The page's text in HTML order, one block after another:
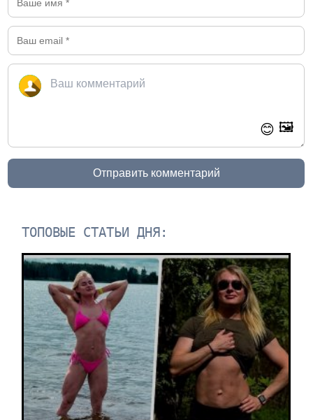
😊 🖼️
Отправить комментарий
ТОПОВЫЕ СТАТЬИ ДНЯ: